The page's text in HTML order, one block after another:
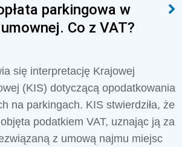
parkingowa w
Co z VAT?
się interpretację Krajowej
(KIS) dotyczącą opodatkowania
na parkingach. KIS stwierdziła, że
podatkiem VAT, uznając ją za
z umową najmu miejsc